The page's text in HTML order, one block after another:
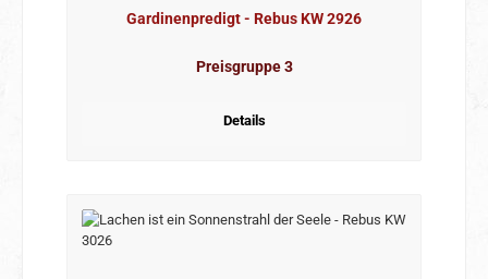
Gardinenpredigt - Rebus KW 2926
Preisgruppe 3
Details